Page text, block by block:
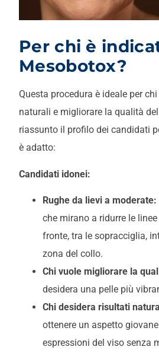
Per chi è
Mesobotox?
Questa procedura è ideale per
naturali e migliorare la qualità
riassunto il profilo dei candidati
è adatto:
Candidati idonei:
Rughe da lievi a moderate:
che mirano a ridurre le
fronte, tra le sopracciglia,
zona del collo.
Chi vuole migliorare la
desidera una pelle più
Chi desidera risultati
ottenere un aspetto
espressioni del viso senza